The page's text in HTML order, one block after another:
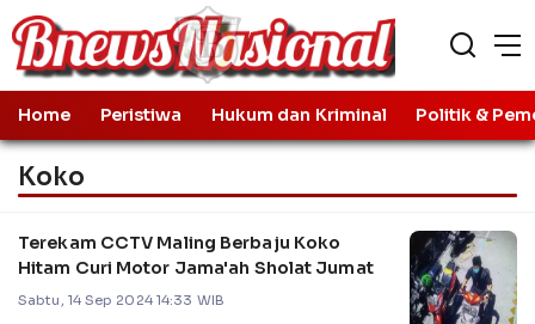
Home Peristiwa Hukum dan Kriminal Politik &
Koko
Terekam CCTV Maling Berbaju Koko
Hitam Curi Motor Jama'ah Sholat Jumat
Sabtu, 14 Sep 2024 14:33 WIB